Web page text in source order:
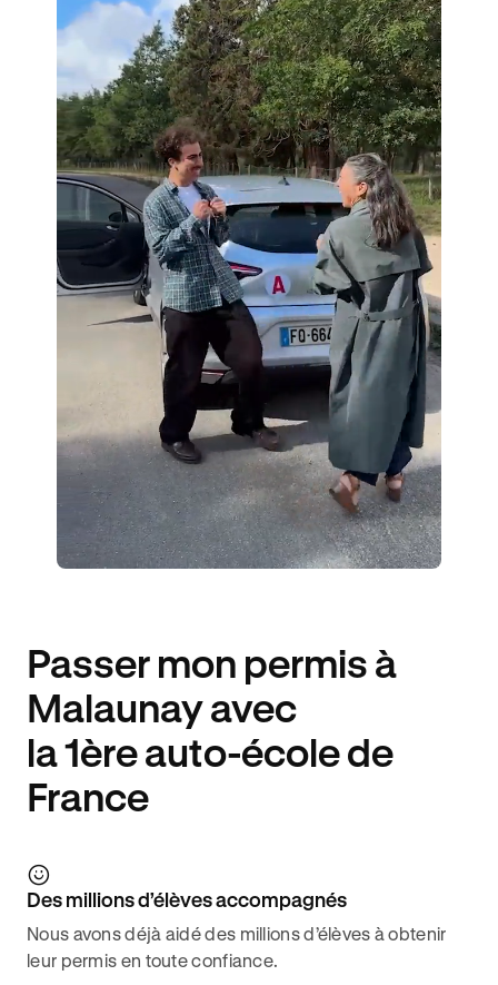
Passer mon permis à
Malaunay avec
la 1ère auto-école de
France
Des millions d’élèves accompagnés
Nous avons déjà aidé des millions d’élèves à obtenir
leur permis en toute confiance.